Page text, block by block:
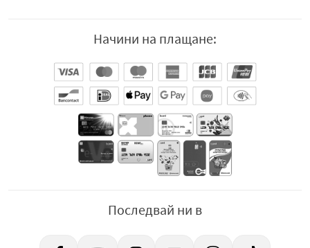
Начини на плащане:
Последвай ни в